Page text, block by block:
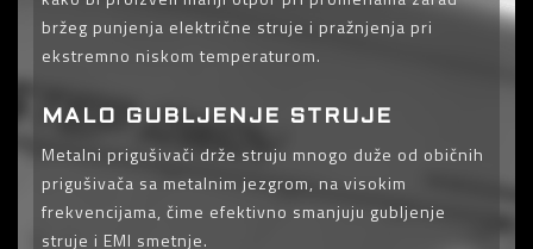
bržeg punjenja električne struje i pražnjenja pri
ekstremno niskom temperaturom.
MALO GUBLJENJE STRUJE
Metalni prigušivači drže struju mnogo duže od običnih
prigušivača sa metalnim jezgrom, na visokim
frekvencijama, čime efektivno smanjuju gubljenje
struje i EMI smetnje.